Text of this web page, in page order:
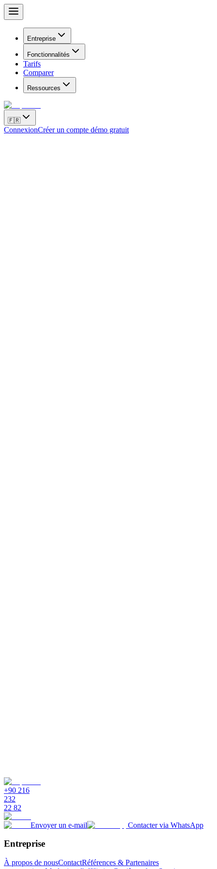
Entreprise
Fonctionnalités
Tarifs
Comparer
Ressources
🇫🇷
ConnexionCréer un compte démo gratuit
+90 216
232
22 82
Envoyer un e-mail Contacter via WhatsApp
Entreprise
À propos de nousContactRéférences & Partenaires